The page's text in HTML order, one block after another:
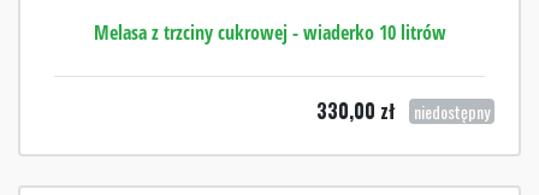
Melasa z trzciny cukrowej - wiaderko 10 litrów
330,00 zł niedostępny